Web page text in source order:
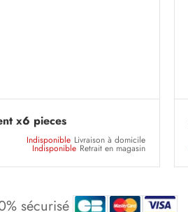
x6 pieces
Indisponible Livraison à domicile
Indisponible Retrait en magasin
sécurisé